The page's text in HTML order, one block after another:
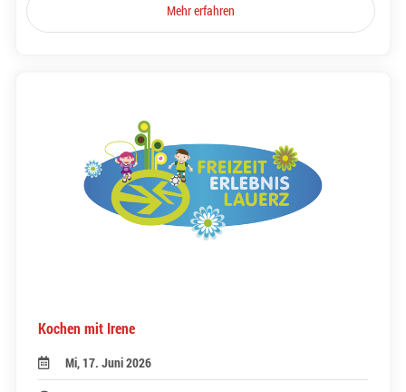
Mehr erfahren
Kochen mit Irene
Mi, 17. Juni 2026